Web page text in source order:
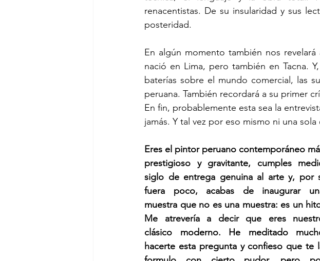
renacentistas. De su insularidad y sus
posteridad.
En algún momento también nos
nació en Lima, pero también en Tacna.
baterías sobre el mundo comercial, las
peruana. También recordará a su primer
En fin, probablemente esta sea la
jamás. Y tal vez por eso mismo ni una
Eres el pintor peruano contemporáneo
prestigioso y gravitante, cumples
siglo de entrega genuina al arte y, por
fuera poco, acabas de inaugurar
muestra que no es una muestra: es un
Me atrevería a decir que eres
clásico moderno. He meditado
hacerte esta pregunta y confieso que te